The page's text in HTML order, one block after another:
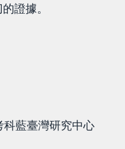
證據。
藍臺灣研究中心